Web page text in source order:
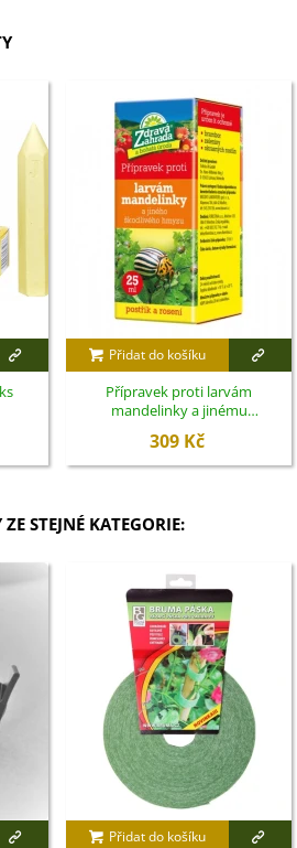
červená -
-...
Stevia
Přidat do košíku
Přípravek proti larvám
mandelinky a jinému
zahrada - ochrana rostlin - 20 ml
309 Kč
STEJNÉ KATEGORIE:
Přidat do košíku